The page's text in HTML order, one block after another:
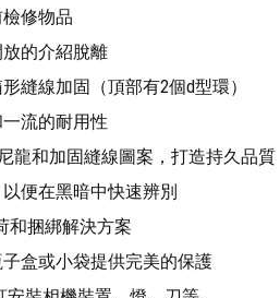
修物品
的介紹脫離
縫線加固（頂部有2個d型環）
流的耐用性
龍和加固縫線圖案，打造持久品質
便在黑暗中快速辨別
和捆綁解決方案
盒或小袋提供完美的保護